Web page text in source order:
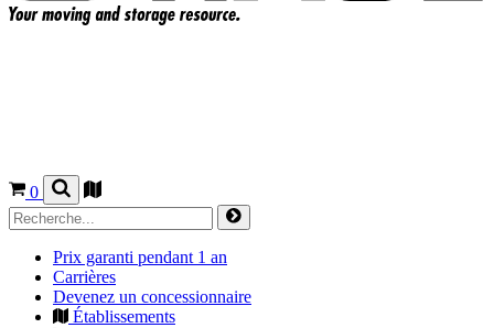
0
Prix garanti pendant 1 an
Carrières
Devenez un concessionnaire
Établissements